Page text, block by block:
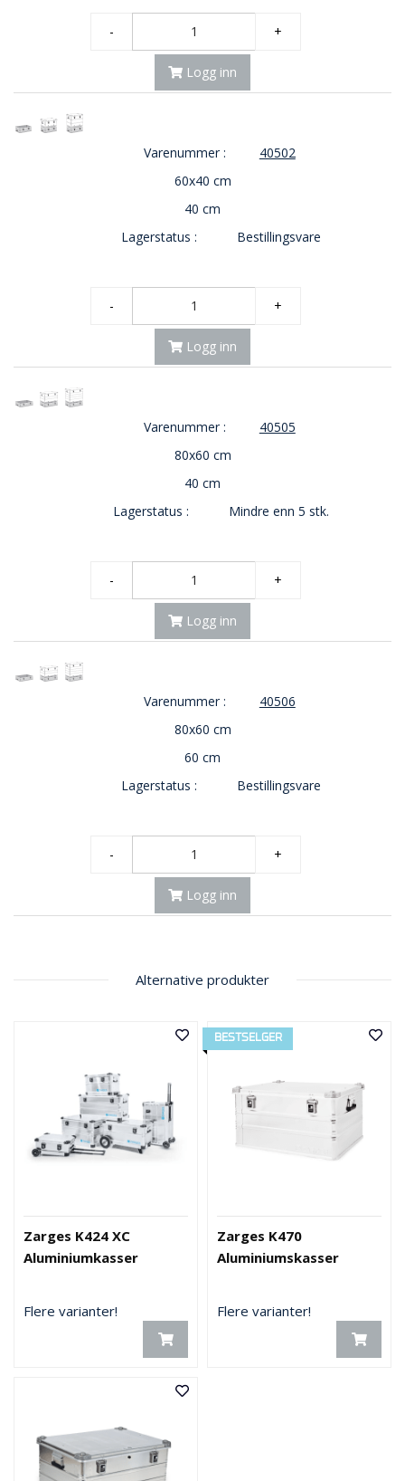
- +
Logg inn
Varenummer :
40502
60x40 cm
40 cm
Lagerstatus :
Bestillingsvare
- +
Logg inn
Varenummer :
40505
80x60 cm
40 cm
Lagerstatus :
Mindre enn 5 stk.
- +
Logg inn
Varenummer :
40506
80x60 cm
60 cm
Lagerstatus :
Bestillingsvare
- +
Logg inn
Alternative produkter
Zarges K424 XC
Aluminiumkasser
Flere varianter!
BESTSELGER
Zarges K470
Aluminiumskasser
Flere varianter!